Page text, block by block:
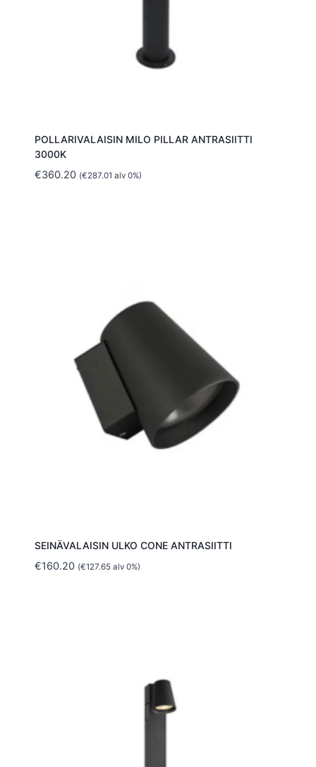
POLLARIVALAISIN MILO PILLAR ANTRASIITTI
3000K
€360.20 (€287.01 alv 0%)
SEINÄVALAISIN ULKO CONE ANTRASIITTI
€160.20 (€127.65alv 0%)